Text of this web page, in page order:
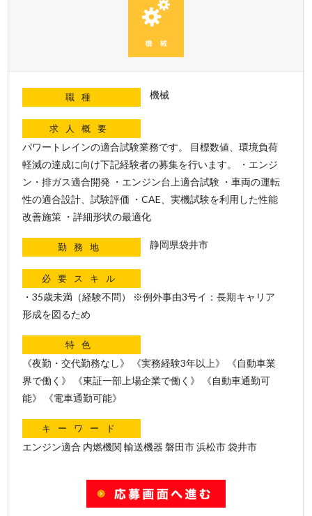
職種 機械
求人概要
パワートレインの適合試験業務です。 目標数値、環境負荷
軽減の達成に向け下記経験者の募集を行います。 ・エンジ
ン・排ガス適合開発 ・エンジン台上適合試験 ・車両の運転
性の適合設計、試験評価 ・CAE、実機試験を利用した性能
改善施策 ・詳細形状の最適化
勤務地 静岡県袋井市
必要スキル
・35歳未満（経験不問） ※例外事由3号イ：長期キャリア
形成を図るため
特色
《夜勤・交代勤務なし》 《実務経験3年以上》 《自動車業
界で働く》 《東証一部上場企業で働く》 《自動車通勤可
能》 《電車通勤可能》
キーワード
エンジン適合 内燃機関 輸送機器 磐田市 浜松市 袋井市